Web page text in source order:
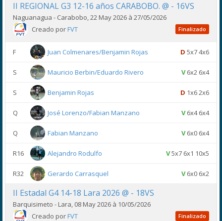
II REGIONAL G3 12-16 años CARABOBO. @ - 16VS
Naguanagua - Carabobo, 22 May 2026 à 27/05/2026
Creado porFVT Finalizado
F Juan Colmenares/Benjamin Rojas D 5x7 4x6
S Mauricio Berbin/Eduardo Rivero V6x2 6x4
S Benjamin Rojas D 1x6 2x6
Q José Lorenzo/Fabian Manzano V6x4 6x4
Q Fabian Manzano V6x0 6x4
R16 Alejandro Rodulfo V5x7 6x1 10x5
R32 Gerardo Carrasquel V6x0 6x2
II Estadal G4 14-18 Lara 2026 @ - 18VS
Barquisimeto - Lara, 08 May 2026 à 10/05/2026
Creado porFVT Finalizado